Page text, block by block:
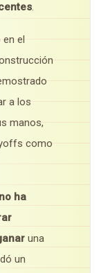
.
el
a los
manos,
como
no ha
una
un